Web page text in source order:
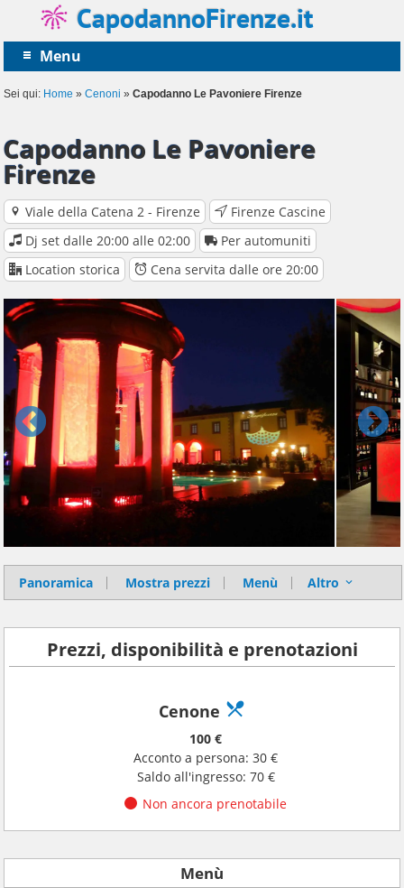
CapodannoFirenze.it
Menu
Sei qui: Home »Cenoni »Capodanno Le Pavoniere Firenze
Capodanno Le Pavoniere
Firenze
Viale della Catena 2 - Firenze
Firenze Cascine
Dj set dalle 20:00 alle 02:00
Per automuniti
Location storica
Cena servita dalle ore 20:00
Panoramica Mostra prezzi Menù Altro
Prezzi, disponibilità e prenotazioni
Cenone
100 €
Acconto a persona: 30 €
Saldo all'ingresso: 70 €
Non ancora prenotabile
Menù